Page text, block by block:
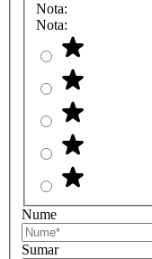
Nota:
Nota:
Nume
Sumar